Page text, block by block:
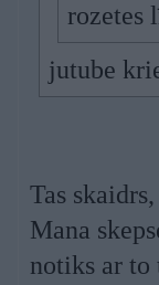
rozetes
jutube
Tas
Mana
notiks ar to